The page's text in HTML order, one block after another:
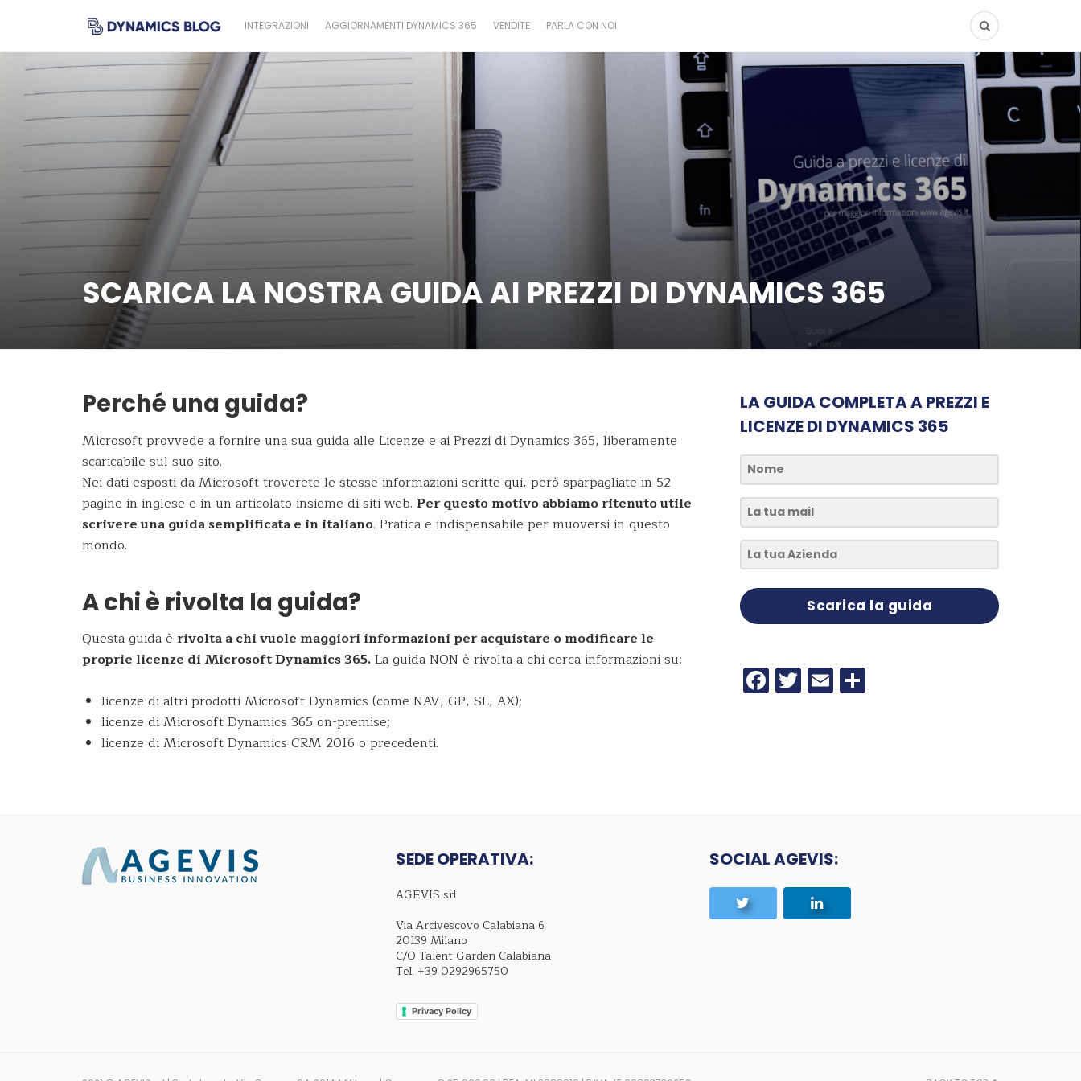
INTEGRAZIONI AGGIORNAMENTI DYNAMICS 365 VENDITE PARLA CON NOI
SCARICA LA NOSTRA GUIDA AI PREZZI DI DYNAMICS 365
Perché una guida?
Microsoft provvede a fornire una sua guida alle Licenze e ai Prezzi di Dynamics 365, liberamente
scaricabile sul suo sito.
Nei dati esposti da Microsoft troverete le stesse informazioni scritte qui, però sparpagliate in 52
pagine in inglese e in un articolato insieme di siti web. Per questo motivo abbiamo ritenuto utile
scrivere una guida semplificata e in italiano. Pratica e indispensabile per muoversi in questo
mondo.
A chi è rivolta la guida?
Questa guida è rivolta a chi vuole maggiori informazioni per acquistare o modificare le
proprie licenze di Microsoft Dynamics 365.La guida NON è rivolta a chi cerca informazioni su:
licenze di altri prodotti Microsoft Dynamics (come NAV, GP, SL, AX);
licenze di Microsoft Dynamics 365 on-premise;
licenze di Microsoft Dynamics CRM 2016 o precedenti.
LA GUIDA COMPLETA A PREZZI E
LICENZE DI DYNAMICS 365
Scarica la guida
Facebook
Twitter
Email
SEDE OPERATIVA:
AGEVIS srl
Via Arcivescovo Calabiana 6
20139 Milano
C/O Talent Garden Calabiana
Tel. +39 0292965750
Privacy Policy
SOCIAL AGEVIS: